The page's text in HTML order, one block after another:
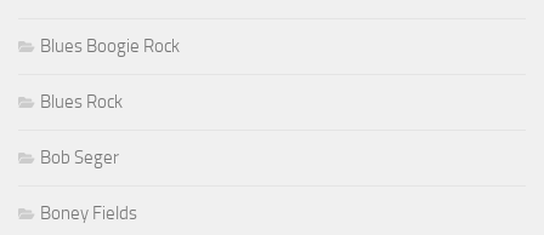
Blues Boogie Rock
Blues Rock
Bob Seger
Boney Fields